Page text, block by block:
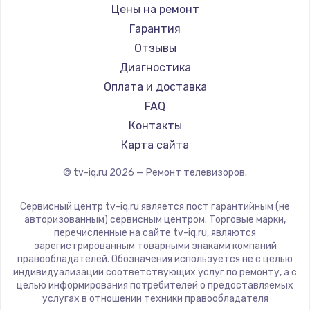
Замена видеокарты
1600 руб.
Ремонт разъема питания
880 руб.
Заказать
Замена видеочипа
Заказать
Замена северного моста
2600 руб.
Заказать
Daewoo
Centek
Telefunken
Hyundai
Doffler
Hiper
Grundig
HITACHI
Yandex
National
iFFALCON
Tuvio
Nord
Цены на ремонт
Гарантия
Отзывы
Диагностика
Оплата и доставка
FAQ
Контакты
Карта сайта
© tv-iq.ru 2026 — Ремонт телевизоров.
Сервисный центр tv-iq.ru является пост гарантийным (не
авторизованным) сервисным центром. Торговые марки,
перечисленные на сайте tv-iq.ru, являются
зарегистрированным товарными знаками компаний
правообладателей. Обозначения используется не с целью
индивидуализации соответствующих услуг по ремонту, а с
целью информирования потребителей о предоставляемых
услугах в отношении техники правообладателя